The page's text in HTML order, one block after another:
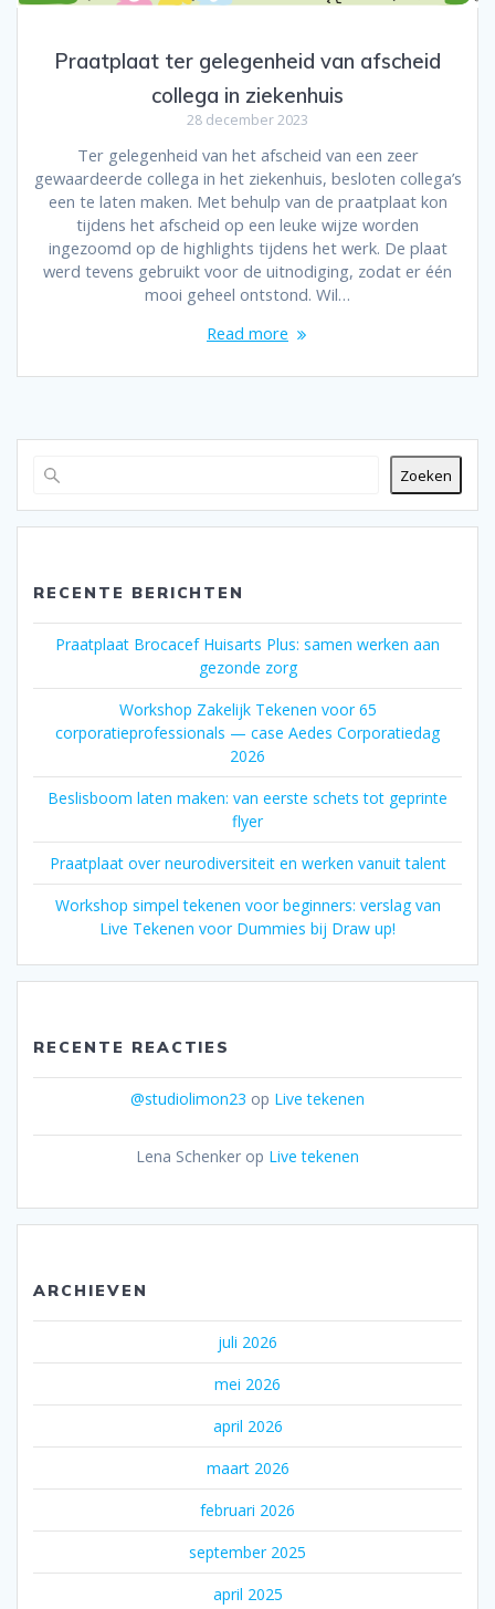
Praatplaat ter gelegenheid van afscheid
collega in ziekenhuis
28 december 2023
Ter gelegenheid van het afscheid van een zeer
gewaardeerde collega in het ziekenhuis, besloten collega’s
een te laten maken. Met behulp van de praatplaat kon
tijdens het afscheid op een leuke wijze worden
ingezoomd op de highlights tijdens het werk. De plaat
werd tevens gebruikt voor de uitnodiging, zodat er één
mooi geheel ontstond. Wil…
Read more
Zoeken
RECENTE BERICHTEN
Praatplaat Brocacef Huisarts Plus: samen werken aan
gezonde zorg
Workshop Zakelijk Tekenen voor 65
corporatieprofessionals — case Aedes Corporatiedag
2026
Beslisboom laten maken: van eerste schets tot geprinte
flyer
Praatplaat over neurodiversiteit en werken vanuit talent
Workshop simpel tekenen voor beginners: verslag van
Live Tekenen voor Dummies bij Draw up!
RECENTE REACTIES
@studiolimon23 op Live tekenen
Lena Schenker op Live tekenen
ARCHIEVEN
juli 2026
mei 2026
april 2026
maart 2026
februari 2026
september 2025
april 2025